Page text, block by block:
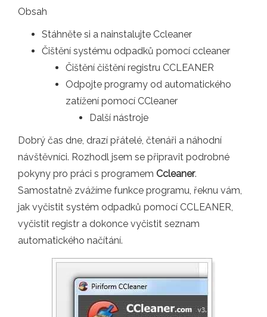
Obsah
Stáhněte si a nainstalujte Ccleaner
Čištění systému odpadků pomocí ccleaner
Čištění čištění registru CCLEANER
Odpojte programy od automatického
zatížení pomocí CCleaner
Další nástroje
Dobrý čas dne, drazí přátelé, čtenáři a náhodní
návštěvníci. Rozhodl jsem se připravit podrobné
pokyny pro práci s programem Ccleaner.
Samostatně zvážíme funkce programu, řeknu vám,
jak vyčistit systém odpadků pomocí CCLEANER,
vyčistit registr a dokonce vyčistit seznam
automatického načítání.